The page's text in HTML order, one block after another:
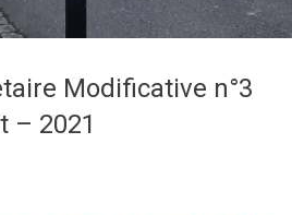
Modificative n°3
– 2021